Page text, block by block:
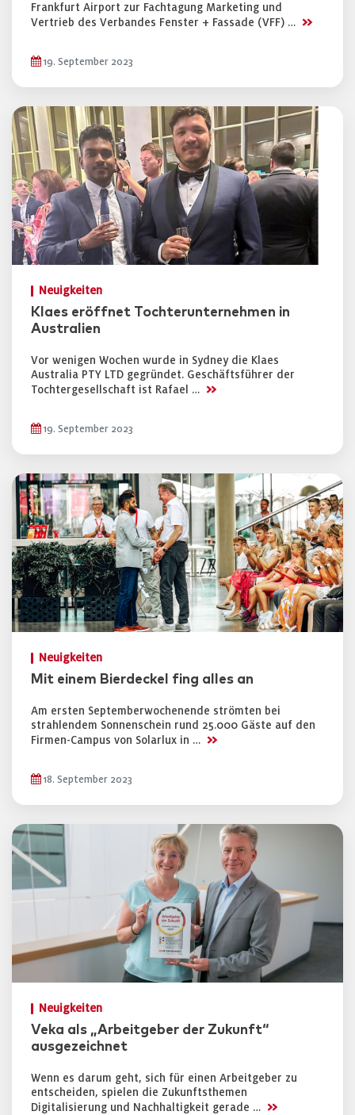
Frankfurt Airport zur Fachtagung Marketing und
Vertrieb des Verbandes Fenster + Fassade (VFF) … >>
19. September 2023
Neuigkeiten
Klaes eröffnet Tochterunternehmen in
Australien
Vor wenigen Wochen wurde in Sydney die Klaes
Australia PTY LTD gegründet. Geschäftsführer der
Tochtergesellschaft ist Rafael … >>
19. September 2023
Neuigkeiten
Mit einem Bierdeckel fing alles an
Am ersten Septemberwochenende strömten bei
strahlendem Sonnenschein rund 25.000 Gäste auf den
Firmen-Campus von Solarlux in … >>
18. September 2023
Neuigkeiten
Veka als „Arbeitgeber der Zukunft“
ausgezeichnet
Wenn es darum geht, sich für einen Arbeitgeber zu
entscheiden, spielen die Zukunftsthemen
Digitalisierung und Nachhaltigkeit gerade … >>